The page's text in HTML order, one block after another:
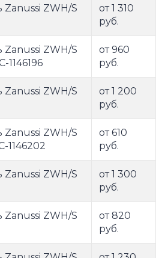
Zanussi ZWH/S
от 1 310
руб.
Zanussi ZWH/S
1146196
от 960
руб.
Zanussi ZWH/S
от 1 200
руб.
Zanussi ZWH/S
1146202
от 610
руб.
Zanussi ZWH/S
от 1 300
руб.
Zanussi ZWH/S
от 820
руб.